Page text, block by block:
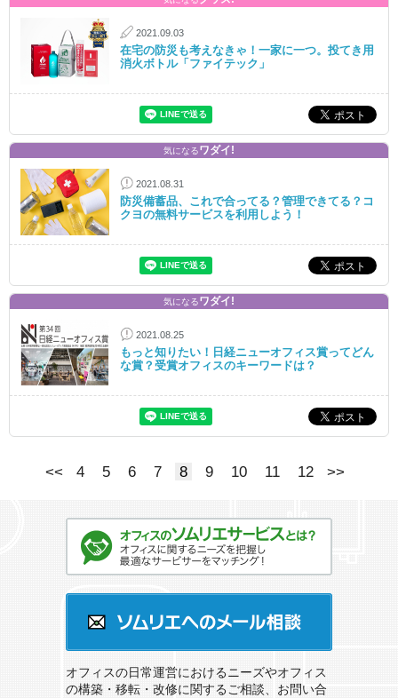
2021.09.03
在宅の防災も考えなきゃ！一家に一つ。投てき用
消火ボトル「ファイテック」
気になるワダイ!
2021.08.31
防災備蓄品、これで合ってる？管理できてる？コ
クヨの無料サービスを利用しよう！
気になるワダイ!
2021.08.25
もっと知りたい！日経ニューオフィス賞ってどん
な賞？受賞オフィスのキーワードは？
<< 4 5 6 7 8 9 10 11 12 >>
オフィスの日常運営におけるニーズやオフィス
の構築・移転・改修に関するご相談、お問い合